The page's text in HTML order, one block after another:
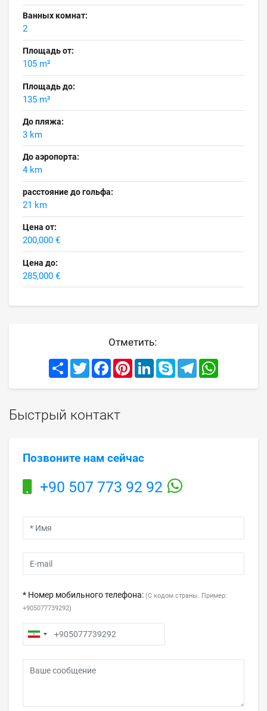
Ванных комнат:
2
Площадь от:
105 m²
Площадь до:
135 m²
До пляжа:
3 km
До аэропорта:
4 km
расстояние до гольфа:
21 km
Цена от:
200,000 €
Цена до:
285,000 €
Отметить:
Share TwitterFacebookPinterestLinkedInSkype Telegram
Быстрый контакт
Позвоните нам сейчас
+90 507 773 92 92
* Номер мобильного телефона: (С кодом страны. Пример:
+905077739292)